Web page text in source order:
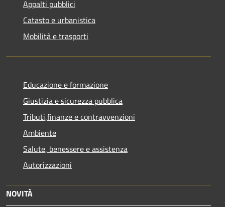
Appalti pubblici
Catasto e urbanistica
Mobilità e trasporti
Educazione e formazione
Giustizia e sicurezza pubblica
Tributi,finanze e contravvenzioni
Ambiente
Salute, benessere e assistenza
Autorizzazioni
NOVITÀ